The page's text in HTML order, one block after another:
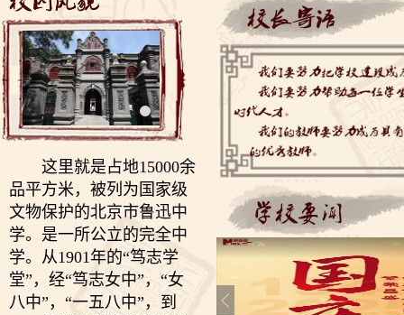
关于校园
校长信息
校友园地
共青团少先队
工会之家
这里就是占地15000余
品平方米，被列为国家级
文物保护的北京市鲁迅中
学。是一所公立的完全中
学。从1901年的“笃志学
堂”，经“笃志女中”，“女
八中”，“一五八中”，到